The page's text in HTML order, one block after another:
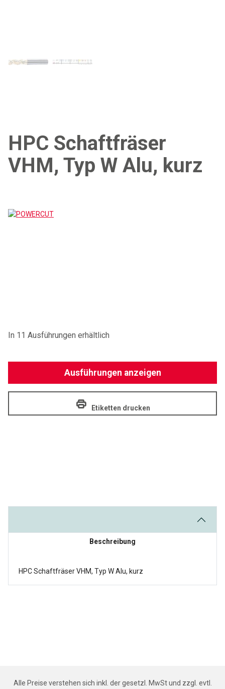
HPC Schaftfräser
VHM, Typ W Alu, kurz
POWERCUT
In 11 Ausführungen erhältlich
Ausführungen anzeigen
Etiketten drucken
Beschreibung
HPC Schaftfräser VHM, Typ W Alu, kurz
Alle Preise verstehen sich inkl. der gesetzl. MwSt und zzgl. evtl.